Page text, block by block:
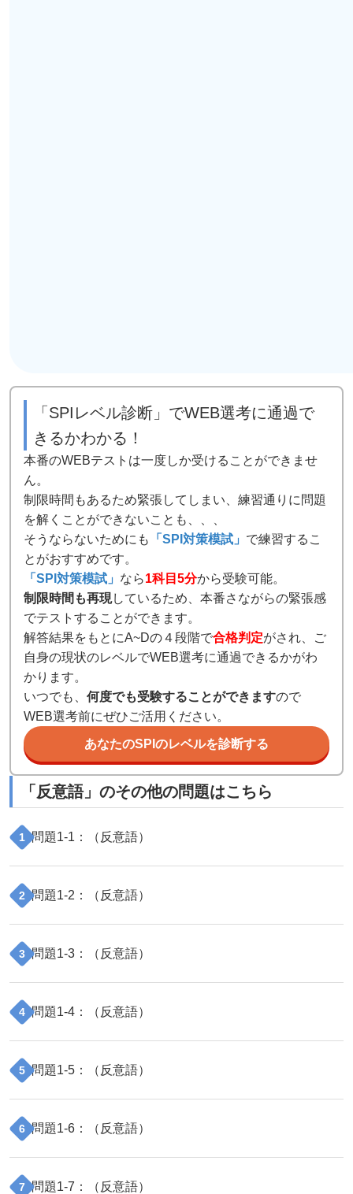
「SPIレベル診断」でWEB選考に通過で
きるかわかる！
本番のWEBテストは一度しか受けることができませ
ん。
制限時間もあるため緊張してしまい、練習通りに問題
を解くことができないことも、、、
そうならないためにも
「SPI対策模試」 で練習するこ
とがおすすめです。
「SPI対策模試」 なら1科目5分から受験可能。
制限時間も再現しているため、本番さながらの緊張感
でテストすることができます。
解答結果をもとにA~Dの４段階で合格判定がされ、ご
自身の現状のレベルでWEB選考に通過できるかがわ
かります。
いつでも、 何度でも受験することができますので
WEB選考前にぜひご活用ください。
あなたのSPIのレベルを診断する
「 反意語」のその他の問題はこちら
1 問題1-1 ：（ 反意語）
2 問題1-2 ：（ 反意語）
3 問題1-3 ：（ 反意語）
4 問題1-4 ：（ 反意語）
5 問題1-5 ：（ 反意語）
6 問題1-6 ：（ 反意語）
7 問題1-7 ：（ 反意語）